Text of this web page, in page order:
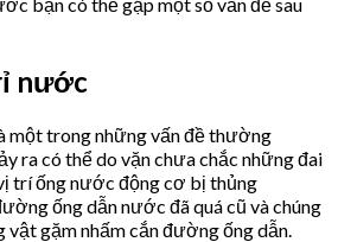
nước
một trong những vấn đề thường
ra có thể do vặn chưa chắc những đai
trí ống nước động cơ bị thủng
ống dẫn nước đã quá cũ và chúng
vật gặm nhấm cắn đường ống dẫn.